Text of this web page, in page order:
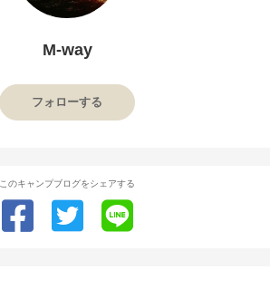
M-way
フォローする
このキャンプブログをシェアする